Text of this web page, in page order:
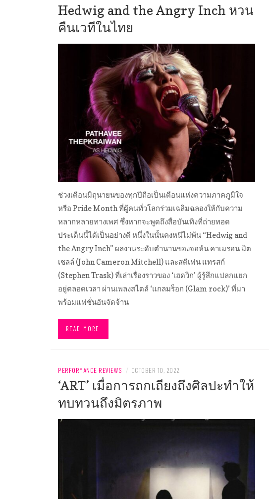
Hedwig and the Angry Inch หวน
คืนเวทีในไทย
ช่วงเดือนมิถุนายนของทุกปีถือเป็นเดือนแห่งความภาคภูมิใจ
หรือ Pride Month ที่ผู้คนทั่วโลกร่วมเฉลิมฉลองให้กับความ
หลากหลายทางเพศ ซึ่งหากจะพูดถึงสื่อบันเทิงที่ถ่ายทอด
ประเด็นนี้ได้เป็นอย่างดี หนึ่งในนั้นคงหนีไม่พ้น “Hedwig and
the Angry Inch” ผลงานระดับตำนานของจอห์น คาเมรอน มิต
เชลล์ (John Cameron Mitchell) และสตีเฟน แทรสก์
(Stephen Trask) ที่เล่าเรื่องราวของ ‘เฮดวิก’ ผู้รู้สึกแปลกแยก
อยู่ตลอดเวลา ผ่านเพลงสไตล์ ‘แกลมร็อก (Glam rock)’ ที่มา
พร้อมแฟชั่นอันจัดจ้าน
READ MORE
PERFORMANCE REVIEWS / OCTOBER 10, 2022
‘ART’ เมื่อการถกเถียงถึงศิลปะทำให้
ทบทวนถึงมิตรภาพ